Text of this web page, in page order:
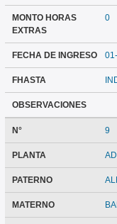
MONTO HORAS
EXTRAS
0
FECHA DE INGRESO
FHASTA
OBSERVACIONES
N° 9
PLANTA
PATERNO
MATERNO